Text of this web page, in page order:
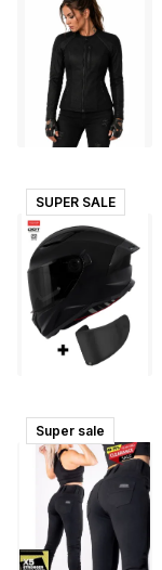
SUPER SALE
Super sale